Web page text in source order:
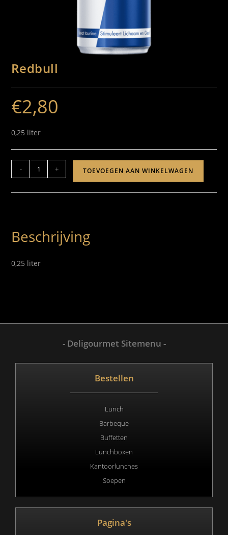
Redbull
€2,80
0,25 liter
- + TOEVOEGEN AAN WINKELWAGEN
Beschrijving
0,25 liter
- Deligourmet Sitemenu -
Bestellen
Lunch
Barbeque
Buffetten
Lunchboxen
Kantoorlunches
Soepen
Pagina's